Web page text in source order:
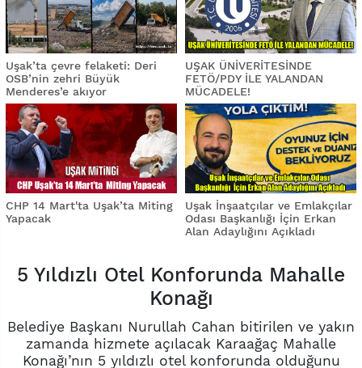
Uşak’ta çevre felaketi: Deri
OSB’nin zehri Büyük
Menderes’e akıyor
UŞAK ÜNİVERİTESİNDE
FETÖ/PDY İLE YALANDAN
MÜCADELE!
CHP 14 Mart'ta Uşak’ta Miting
Yapacak
Uşak İnşaatçılar ve Emlakçılar
Odası Başkanlığı İçin Erkan
Alan Adaylığını Açıkladı
5 Yıldızlı Otel Konforunda Mahalle
Konağı
Belediye Başkanı Nurullah Cahan bitirilen ve yakın
zamanda hizmete açılacak Karaağaç Mahalle
Konağı’nın 5 yıldızlı otel konforunda olduğunu